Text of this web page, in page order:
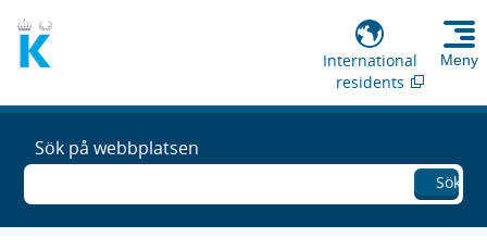
International
residents
Meny
Sök på webbplatsen
Sök